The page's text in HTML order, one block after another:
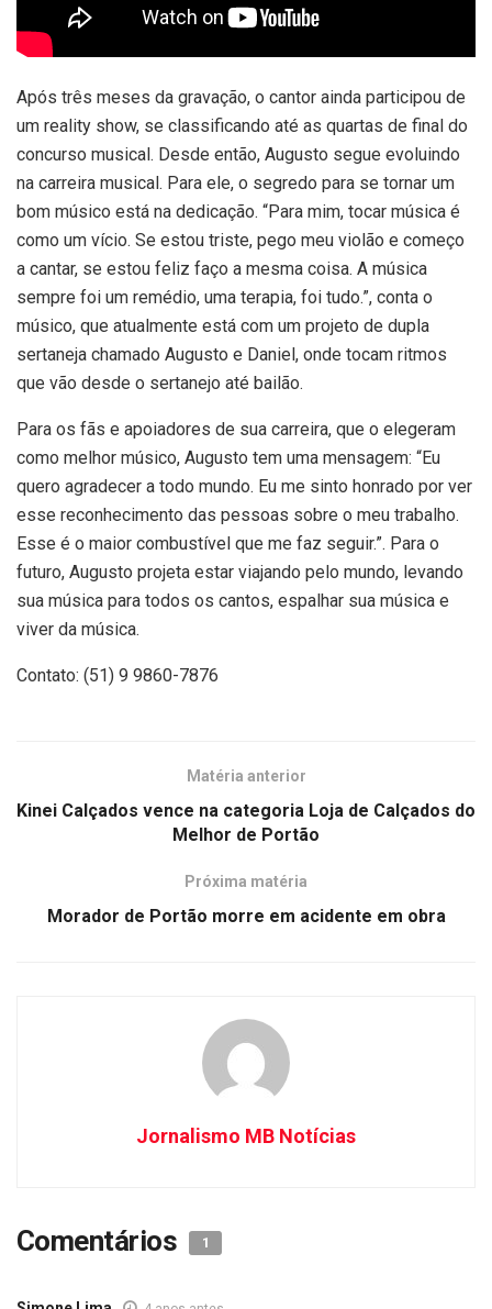
Após três meses da gravação, o cantor ainda participou de
um reality show, se classificando até as quartas de final do
concurso musical. Desde então, Augusto segue evoluindo
na carreira musical. Para ele, o segredo para se tornar um
bom músico está na dedicação. “Para mim, tocar música é
como um vício. Se estou triste, pego meu violão e começo
a cantar, se estou feliz faço a mesma coisa. A música
sempre foi um remédio, uma terapia, foi tudo.”, conta o
músico, que atualmente está com um projeto de dupla
sertaneja chamado Augusto e Daniel, onde tocam ritmos
que vão desde o sertanejo até bailão.
Para os fãs e apoiadores de sua carreira, que o elegeram
como melhor músico, Augusto tem uma mensagem: “Eu
quero agradecer a todo mundo. Eu me sinto honrado por ver
esse reconhecimento das pessoas sobre o meu trabalho.
Esse é o maior combustível que me faz seguir.”. Para o
futuro, Augusto projeta estar viajando pelo mundo, levando
sua música para todos os cantos, espalhar sua música e
viver da música.
Contato: (51) 9 9860-7876
Matéria anterior
Kinei Calçados vence na categoria Loja de Calçados do
Melhor de Portão
Próxima matéria
Morador de Portão morre em acidente em obra
Jornalismo MB Notícias
Comentários 1